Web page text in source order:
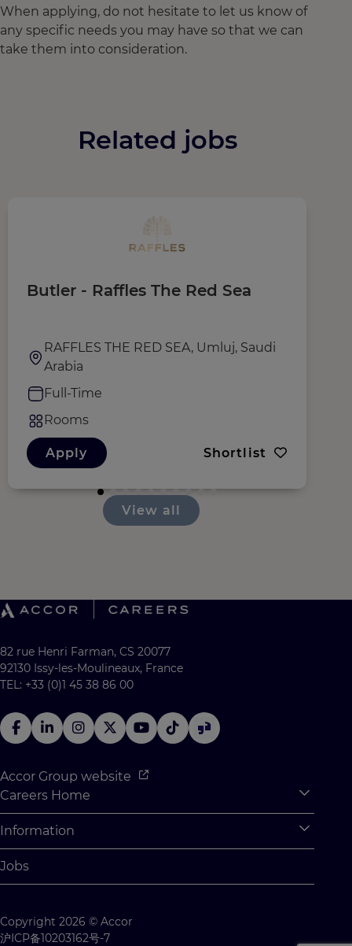
When applying, do not hesitate to let us know of
any specific needs you may have so that we can
take them into consideration.
Related jobs
Butler - Raffles The Red Sea
RAFFLES THE RED SEA, Umluj, Saudi
Arabia
Full-Time
Rooms
Apply Shortlist
View all
82 rue Henri Farman, CS 20077
92130 Issy-les-Moulineaux, France
TEL: +33 (0)1 45 38 86 00
Accor Group website
Careers Home
Why Join Accor
Student Opportunities
Student Challenges
Information
Cookie Settings
Contact us
Jobs
Copyright 2026 © Accor
沪ICP备10203162号-7